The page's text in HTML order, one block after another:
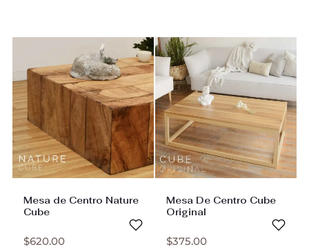
Mesa de Centro Nature
Cube
$620.00
Mesa De Centro Cube
Original
$375.00